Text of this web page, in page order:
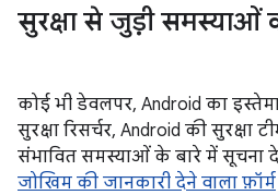
सुरक्षा से जुड़ी समस्याओं
कोई भी डेवलपर, Android का
सुरक्षा रिसर्चर, Android की सुरक्षा
संभावित समस्याओं के बारे में सूचना
जोखिम की जानकारी देने वाला फ़ॉर्म